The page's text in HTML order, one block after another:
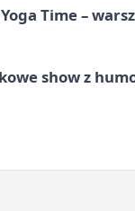
Time –
show z